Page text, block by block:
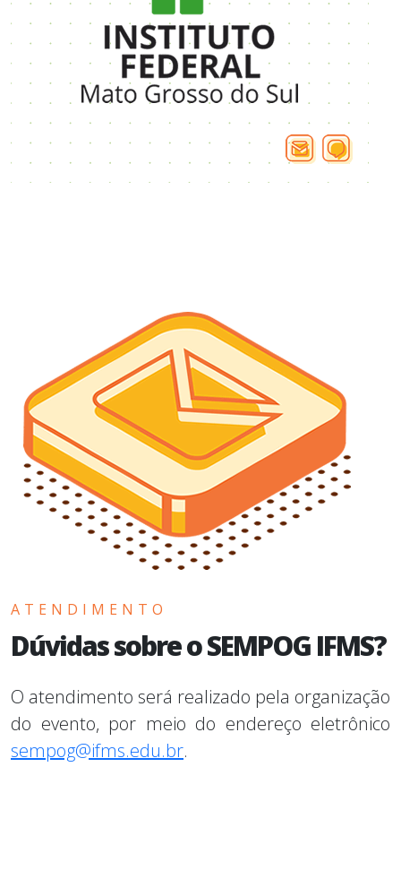
ATENDIMENTO
Dúvidas sobre o SEMPOG IFMS?
O atendimento será realizado pela organização
do evento, por meio do endereço eletrônico
sempog@ifms.edu.br.